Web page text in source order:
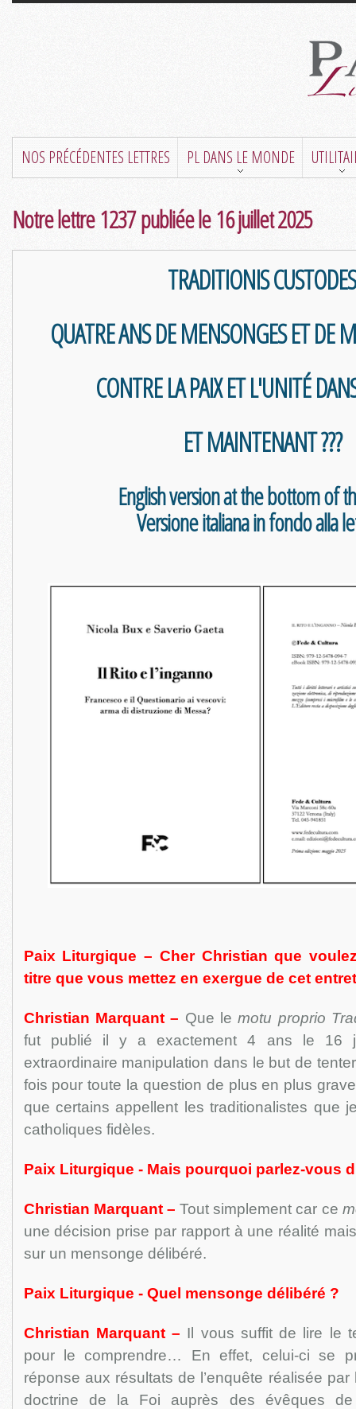
NOS PRÉCÉDENTES LETTRES PL DANS LE MONDE
Notre lettre 1237 publiée le 16 juillet 2025
TRADITIONIS CUSTODES
QUATRE ANS DE MENSONGES ET DE
CONTRE LA PAIX ET L'UNITÉ
ET MAINTENANT ???
English version at the bottom of
Versione italiana in fondo alla
Paix Liturgique – Cher Christian que
titre que vous mettez en exergue de cet
Christian Marquant – Que lemotu proprio
fut publié il y a exactement 4 ans le 16
extraordinaire manipulation dans le but de
fois pour toute la question de plus en plus
que certains appellent les traditionalistes que
catholiques fidèles.
Paix Liturgique - Mais pourquoi parlez-vous
Christian Marquant –Tout simplement car ce
une décision prise par rapport à une réalité
sur un mensonge délibéré.
Paix Liturgique - Quel mensonge délibéré ?
Christian Marquant – Il vous suffit de lire le
pour le comprendre… En effet, celui-ci se
réponse aux résultats de l’enquête réalisée
doctrine de la Foi auprès des évêques